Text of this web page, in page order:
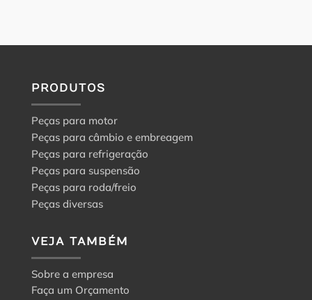
PRODUTOS
Peças para motor
Peças para câmbio e embreagem
Peças para refrigeração
Peças para suspensão
Peças para roda/freio
Peças diversas
VEJA TAMBÉM
Sobre a empresa
Faça um Orçamento